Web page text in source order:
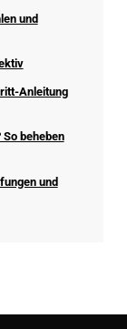
und
Anleitung
beheben
und